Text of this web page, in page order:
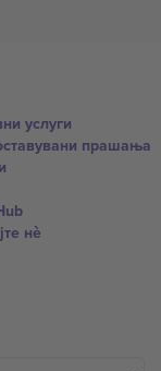
услуги
прашања
нѐ